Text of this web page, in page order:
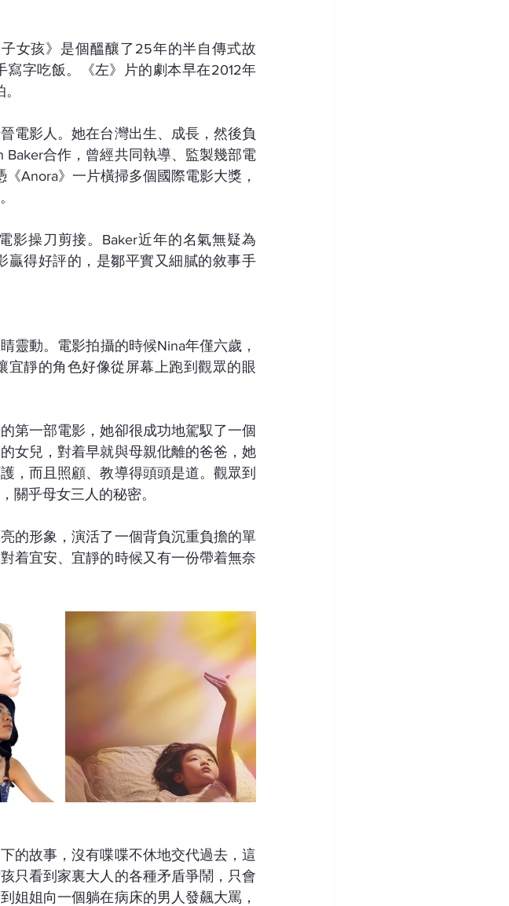
女孩》是個醞釀了25年的半自傳式故
字吃飯。《左》片的劇本早在2012年
電影人。她在台灣出生、成長，然後負
合作，曾經共同執導、監製幾部電
Anora》一片橫掃多個國際電影大獎，
影操刀剪接。Baker近年的名氣無疑為
贏得好評的，是鄒平實又細膩的敘事手
靈動。電影拍攝的時候Nina年僅六歲，
宜靜的角色好像從屏幕上跑到觀眾的眼
第一部電影，她卻很成功地駕馭了一個
女兒，對着早就與母親仳離的爸爸，她
，而且照顧、教導得頭頭是道。觀眾到
關乎母女三人的秘密。
的形象，演活了一個背負沉重負擔的單
着宜安、宜靜的時候又有一份帶着無奈
的故事，沒有喋喋不休地交代過去，這
只看到家裏大人的各種矛盾爭鬧，只會
姐姐向一個躺在病床的男人發飆大罵，